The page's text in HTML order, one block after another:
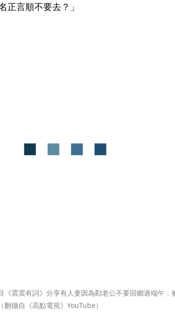
正言順不要去？」
《震震有詞》分享有人妻因為勸老公不要回鄉過端午，
翻攝自《高點電視》YouTube）